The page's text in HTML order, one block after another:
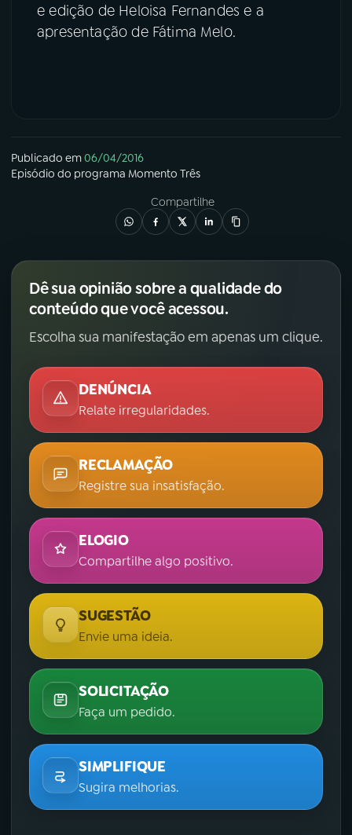
e edição de Heloisa Fernandes e a
apresentação de Fátima Melo.
Publicado em06/04/2016
Episódio do programa Momento Três
Compartilhe
Dê sua opinião sobre a qualidade do
conteúdo que você acessou.
Escolha sua manifestação em apenas um clique.
DENÚNCIA
Relate irregularidades.
RECLAMAÇÃO
Registre sua insatisfação.
ELOGIO
Compartilhe algo positivo.
SUGESTÃO
Envie uma ideia.
SOLICITAÇÃO
Faça um pedido.
SIMPLIFIQUE
Sugira melhorias.